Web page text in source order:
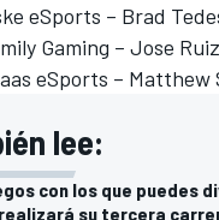
eSports – Brad
Gaming – Jose
eSports – Matthew
lee:
con los que puedes
realizará su tercera